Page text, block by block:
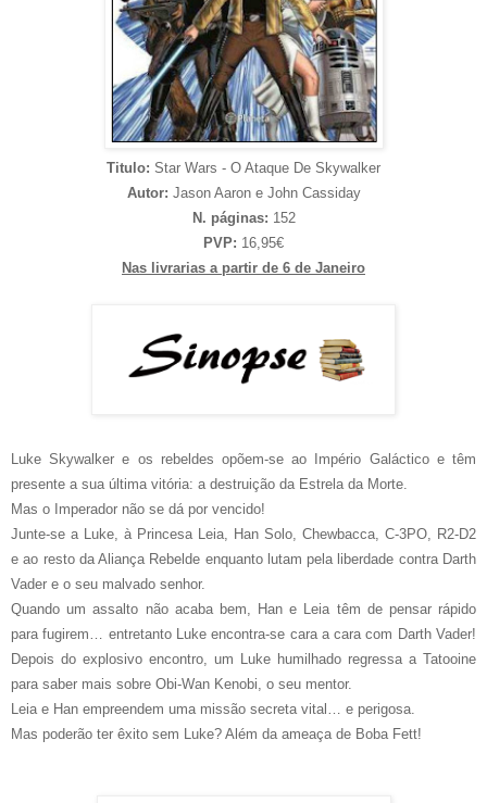
Titulo: Star Wars - O Ataque De Skywalker
Autor: Jason Aaron e John Cassiday
N. páginas: 152
PVP: 16,95€
Nas livrarias a partir de 6 de Janeiro
Luke Skywalker e os rebeldes opõem-se ao Império Galáctico e têm
presente a sua última vitória: a destruição da Estrela da Morte.
Mas o Imperador não se dá por vencido!
Junte-se a Luke, à Princesa Leia, Han Solo, Chewbacca, C-3PO, R2-D2
e ao resto da Aliança Rebelde enquanto lutam pela liberdade contra Darth
Vader e o seu malvado senhor.
Quando um assalto não acaba bem, Han e Leia têm de pensar rápido
para fugirem… entretanto Luke encontra-se cara a cara com Darth Vader!
Depois do explosivo encontro, um Luke humilhado regressa a Tatooine
para saber mais sobre Obi-Wan Kenobi, o seu mentor.
Leia e Han empreendem uma missão secreta vital… e perigosa.
Mas poderão ter êxito sem Luke? Além da ameaça de Boba Fett!